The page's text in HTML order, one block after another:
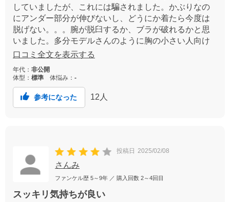
していましたが、これには騙されました。かぶりなの
にアンダー部分が伸びないし、どうにか着たら今度は
脱げない。。。腕が脱臼するか、ブラが破れるかと思
いました。多分モデルさんのように胸の小さい人向け
なので、グラマーサイズの方は絶対買ってはいけない
口コミ全文を表示する
年代： 非公開
体型： 標準 体悩み： -
参考になった 12 人
投稿日 2025/02/08
さんみ
ファンケル歴 5～9年 ／ 購入回数 2～4回目
スッキリ気持ちが良い